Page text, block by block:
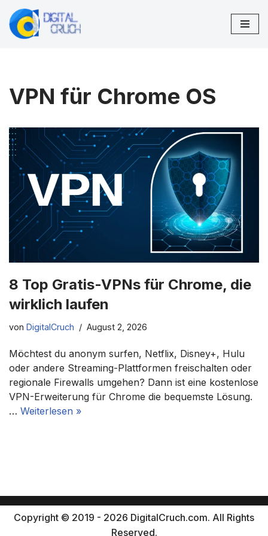
Zum
VPN für Chrome OS
8 Top Gratis-VPNs für Chrome, die
wirklich laufen
von DigitalCruch August 2, 2026
Möchtest du anonym surfen, Netflix, Disney+, Hulu
oder andere Streaming-Plattformen freischalten oder
regionale Firewalls umgehen? Dann ist eine kostenlose
VPN-Erweiterung für Chrome die bequemste Lösung.
… Weiterlesen »
Copyright © 2019 - 2026 DigitalCruch.com. All Rights
Reserved.